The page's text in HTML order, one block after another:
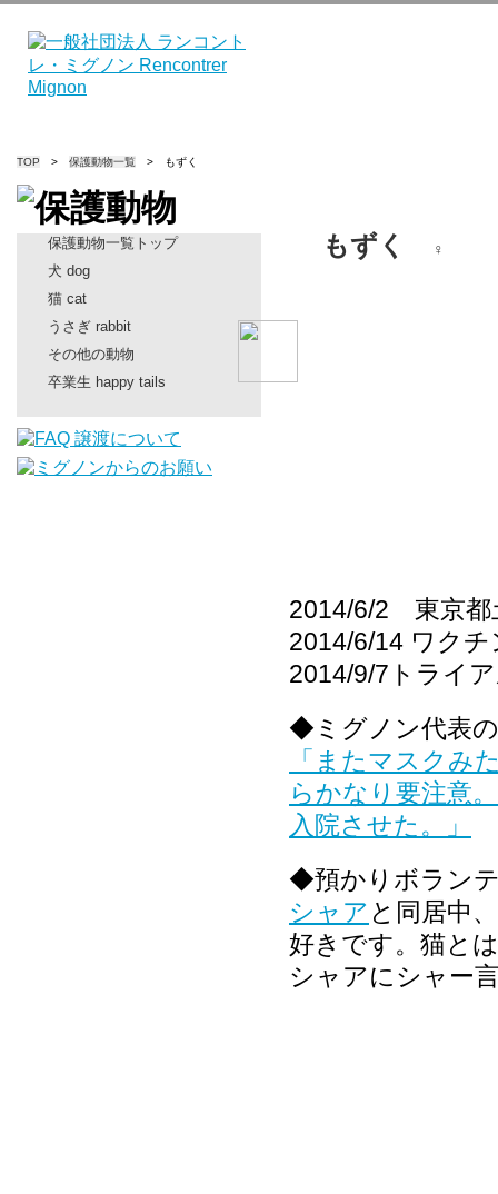
TOP > 保護動物一覧 > もずく
保護動物一覧トップ
犬 dog
猫 cat
うさぎ rabbit
その他の動物
卒業生 happy tails
もずく
2014/6/2 東京都
2014/6/14 ワク
2014/9/7トライ
◆ミグノン代表
「またマスクみ
らかなり要注意
入院させた。」
◆預かりボラン
シャア と同居中
好きです。猫と
シャアにシャー